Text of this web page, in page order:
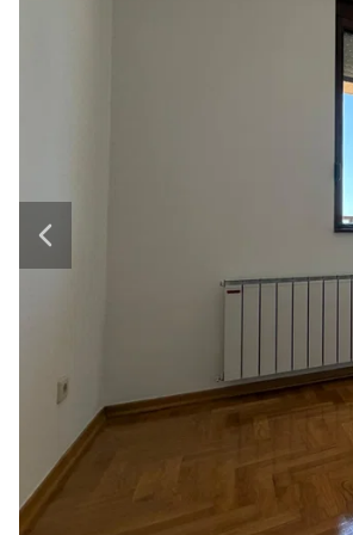
Next slide